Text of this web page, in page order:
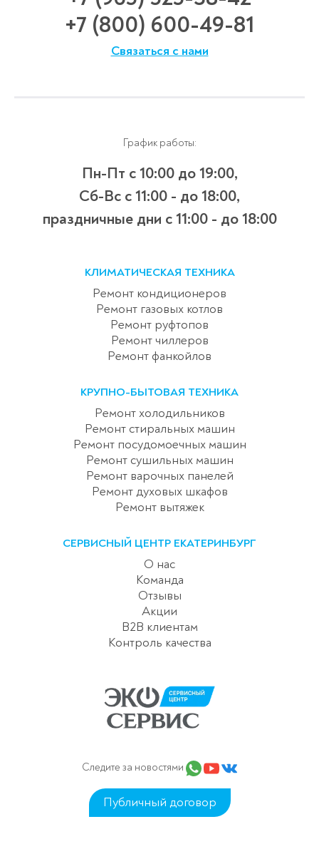
+7 (800) 600-49-81
Связаться с нами
График работы:
Пн-Пт с 10:00 до 19:00,
Сб-Вс с 11:00 - до 18:00,
праздничные дни с 11:00 - до 18:00
КЛИМАТИЧЕСКАЯ ТЕХНИКА
Ремонт кондиционеров
Ремонт газовых котлов
Ремонт руфтопов
Ремонт чиллеров
Ремонт фанкойлов
КРУПНО-БЫТОВАЯ ТЕХНИКА
Ремонт холодильников
Ремонт стиральных машин
Ремонт посудомоечных машин
Ремонт сушильных машин
Ремонт варочных панелей
Ремонт духовых шкафов
Ремонт вытяжек
СЕРВИСНЫЙ ЦЕНТР ЕКАТЕРИНБУРГ
О нас
Команда
Отзывы
Акции
B2B клиентам
Контроль качества
Следите за новостями
Публичный договор